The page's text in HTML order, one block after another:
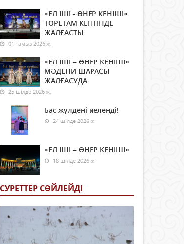
«ЕЛ ІШІ - ӨНЕР КЕНІШІ»
ТӨРЕТАМ КЕНТІНДЕ
ЖАЛҒАСТЫ
01 тамыз 2026 ж.
«ЕЛ ІШІ – ӨНЕР КЕНІШІ»
МӘДЕНИ ШАРАСЫ
ЖАЛҒАСУДА
25 шілде 2026 ж.
Бас жүлдені иеленді!
24 шілде 2026 ж.
«ЕЛ ІШІ – ӨНЕР КЕНІШІ»
18 шілде 2026 ж.
СУРЕТТЕР СӨЙЛЕЙДI